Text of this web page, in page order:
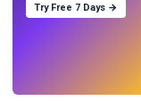
Try Free 7 Days →